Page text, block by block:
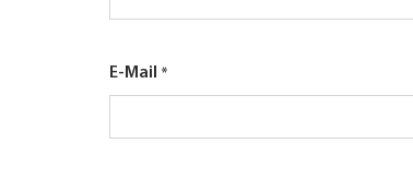
E-Mail